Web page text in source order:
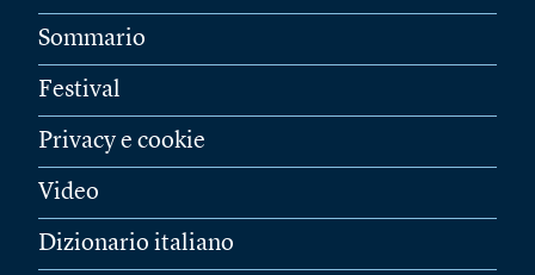
Sommario
Festival
Privacy e cookie
Video
Dizionario italiano